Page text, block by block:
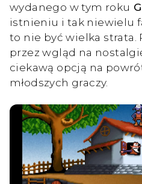
wydanego w tym roku
istnieniu i tak niewielu
to nie być wielka strata.
przez wgląd na
ciekawą opcją na
młodszych graczy.